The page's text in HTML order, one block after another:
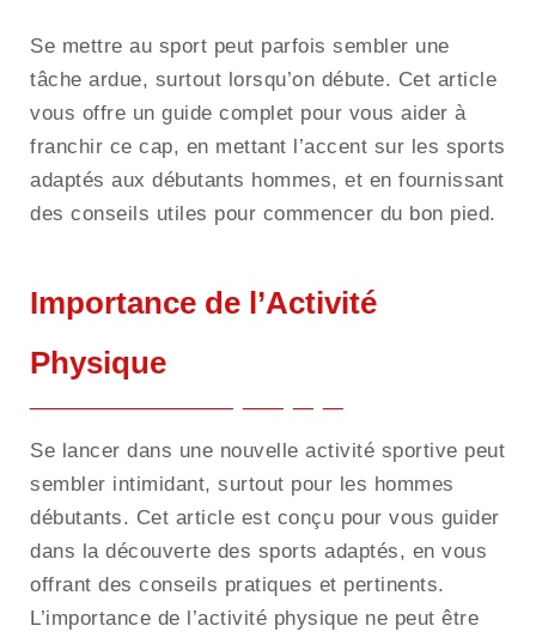
Se mettre au sport peut parfois sembler une
tâche ardue, surtout lorsqu’on débute. Cet article
vous offre un guide complet pour vous aider à
franchir ce cap, en mettant l’accent sur les sports
adaptés aux débutants hommes, et en fournissant
des conseils utiles pour commencer du bon pied.
Importance de l’Activité
Physique
Se lancer dans une nouvelle activité sportive peut
sembler intimidant, surtout pour les hommes
débutants. Cet article est conçu pour vous guider
dans la découverte des sports adaptés, en vous
offrant des conseils pratiques et pertinents.
L’importance de l’activité physique ne peut être